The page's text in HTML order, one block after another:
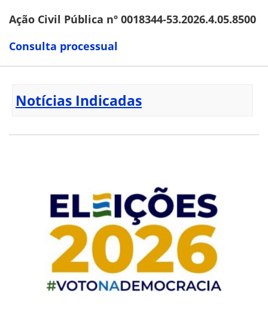
Ação Civil Pública nº 0018344-53.2026.4.05.8500
Consulta processual
Notícias Indicadas